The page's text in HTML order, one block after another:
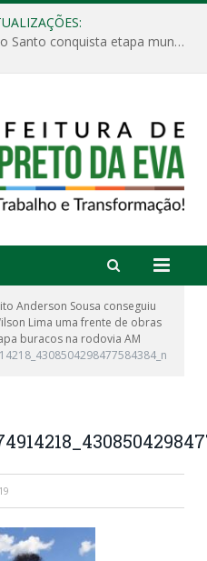
Escola Municipal Divino Espírito Santo conquista etapa municipal da V Feira Amazonense de Matemática
Anderson Sousa conseguiu
Lima uma frente de obras
buracos na rodovia AM